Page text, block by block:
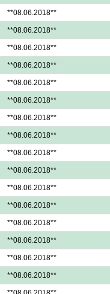
**08.06.2018**
**08.06.2018**
**08.06.2018**
**08.06.2018**
**08.06.2018**
**08.06.2018**
**08.06.2018**
**08.06.2018**
**08.06.2018**
**08.06.2018**
**08.06.2018**
**08.06.2018**
**08.06.2018**
**08.06.2018**
**08.06.2018**
**08.06.2018**